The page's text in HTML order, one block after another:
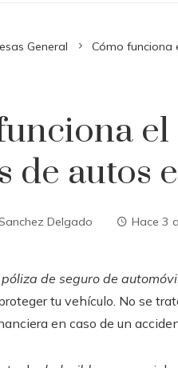
General Cómo funciona
de autos
Delgado Hace 3
de seguro de
tu vehículo. No se
en caso de un